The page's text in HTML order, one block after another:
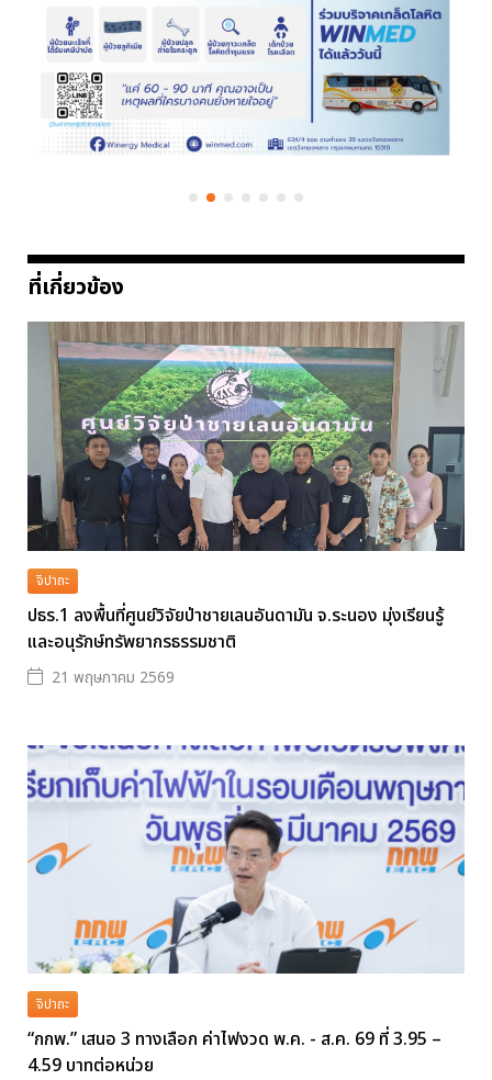
ที่เกี่ยวข้อง
จิปาถะ
ปธร.1 ลงพื้นที่ศูนย์วิจัยป่าชายเลนอันดามัน จ.ระนอง มุ่งเรียนรู้
และอนุรักษ์ทรัพยากรธรรมชาติ
21 พฤษภาคม 2569
จิปาถะ
“กกพ.” เสนอ 3 ทางเลือก ค่าไฟงวด พ.ค. - ส.ค. 69 ที่ 3.95 –
4.59 บาทต่อหน่วย